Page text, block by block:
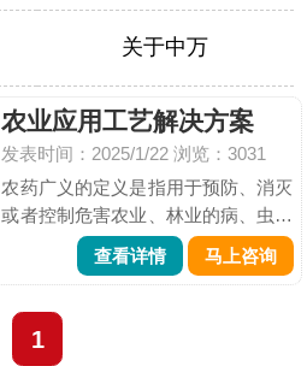
关于中万
农业应用工艺解决方案
发表时间：2025/1/22 浏览：3031
农药广义的定义是指用于预防、消灭
或者控制危害农业、林业的病、虫、
草和其他有害生物以及有目的地调
节、控制、影响植物和有害生物代
成或者来源于生物、其他天然产物及
应用生物技术产生的一种物质或者
查看详情 马上咨询
1